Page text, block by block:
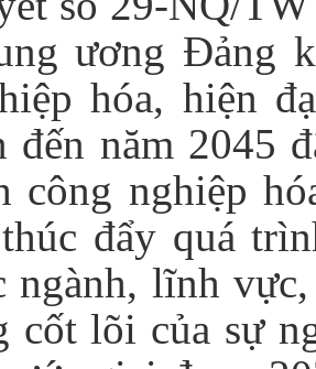
ương Đảng
hóa, hiện
đến năm 2045
công nghiệp
đẩy quá
ngành, lĩnh
cốt lõi của sự